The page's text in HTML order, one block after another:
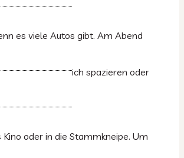
es viele Autos gibt. Am Abend
ich spazieren oder
Kino oder in die Stammkneipe. Um